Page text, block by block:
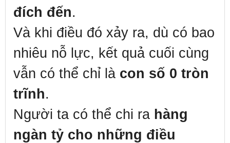
đích đến.
Và khi điều đó xảy ra, dù có bao
nhiêu nỗ lực, kết quả cuối cùng
vẫn có thể chỉ là con số 0 tròn
trĩnh.
Người ta có thể chi ra hàng
ngàn tỷ cho những điều